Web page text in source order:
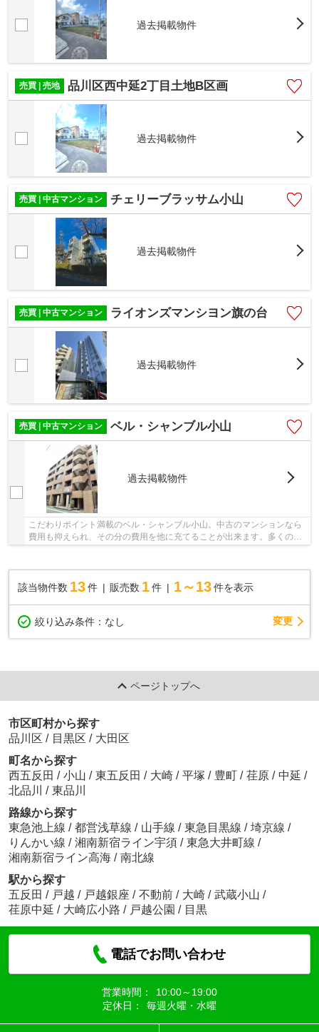
過去掲載物件
売買 | 売地 品川区西中延2丁目土地B区画
過去掲載物件
売買 | 中古マンション チェリーブラッサム小山
過去掲載物件
売買 | 中古マンション ライオンズマンシヨン旗の台
過去掲載物件
売買 | 中古マンション ベル・シャンブル小山
過去掲載物件
こだわりポイント満載のベル・シャンブル小山。中古のマンションなら
費用も抑えられ、その分の費用を他に充てることが出来ます。多くの方
に好評の、駅から徒歩4分に位置する物件です。...
該当物件数 13件 販売数 1 件 1～13 件を表示
絞り込み条件： なし 変更
ページトップへ
市区町村から探す
品川区 / 目黒区 / 大田区
町名から探す
西五反田 / 小山 / 東五反田 / 大崎 / 平塚 / 豊町 / 荏原 / 中延 /
北品川 / 東品川
路線から探す
東急池上線 / 都営浅草線 / 山手線 / 東急目黒線 / 埼京線 /
りんかい線 / 湘南新宿ライン宇須 / 東急大井町線 /
湘南新宿ライン高海 / 南北線
駅から探す
五反田 / 戸越 / 戸越銀座 / 不動前 / 大崎 / 武蔵小山 /
荏原中延 / 大崎広小路 / 戸越公園 / 目黒
電話でお問い合わせ
営業時間：
10:00～19:00
定休日：
毎週火曜・水曜